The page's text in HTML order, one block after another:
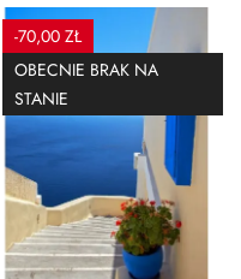
-70,00 ZŁ
OBECNIE BRAK NA
STANIE